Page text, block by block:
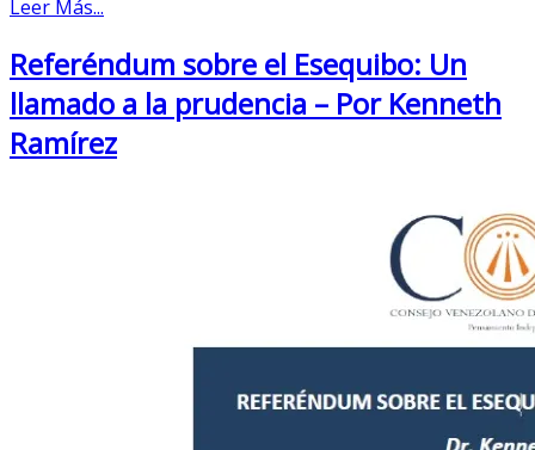
Leer Más...
Referéndum sobre el Esequibo: Un
llamado a la prudencia – Por Kenneth
Ramírez